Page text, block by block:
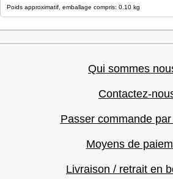
Poids approximatif, emballage compris: 0.10 kg
Qui sommes
Contactez-
Passer commande
Moyens de
Livraison / retrait en